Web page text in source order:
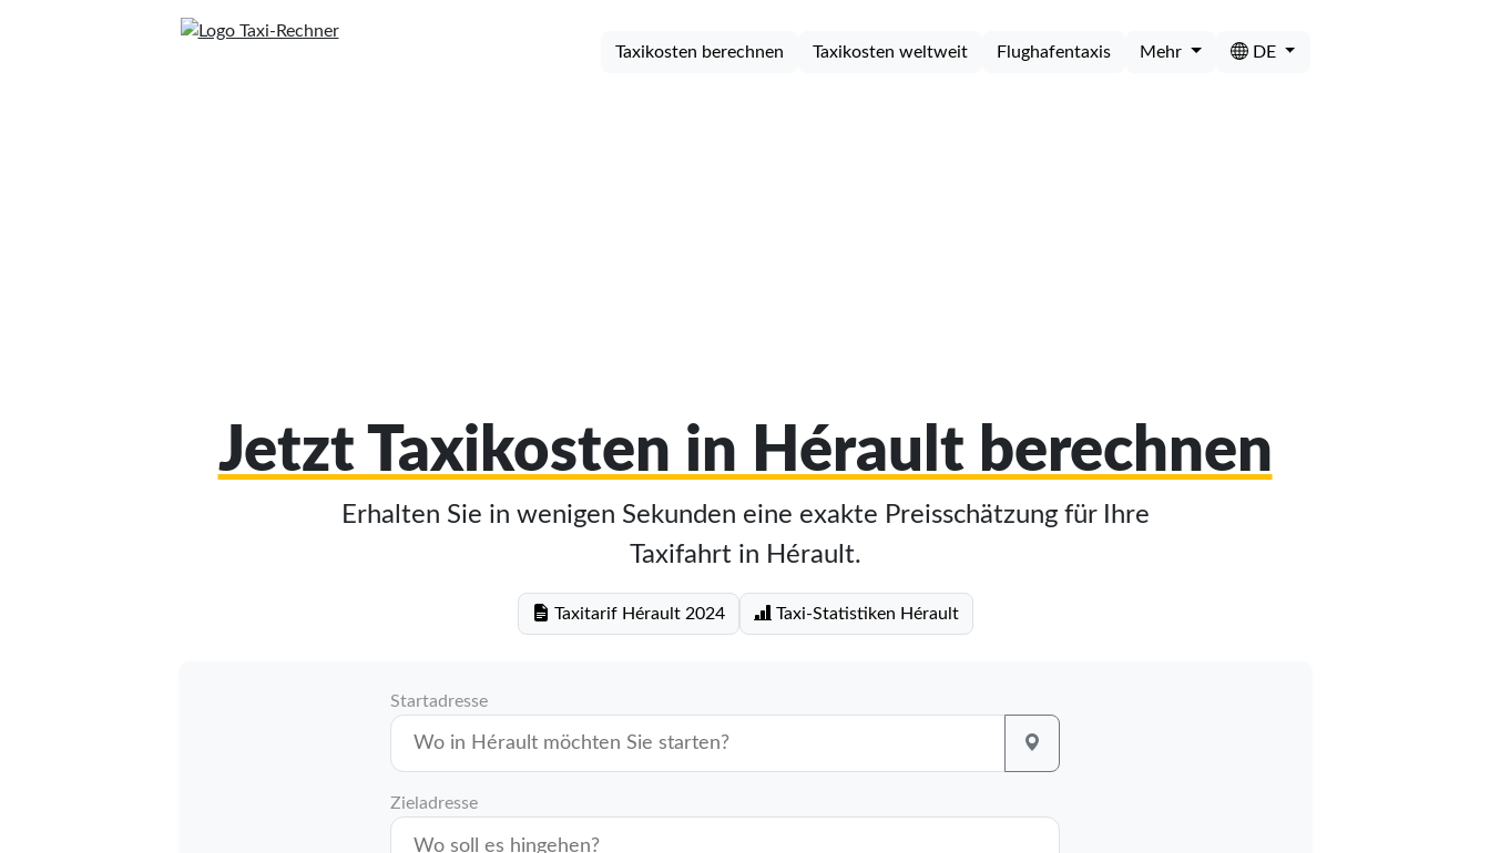
Taxikosten berechnen Taxikosten weltweit Flughafentaxis Mehr DE
Jetzt Taxikosten in Hérault berechnen
Erhalten Sie in wenigen Sekunden eine exakte Preisschätzung für Ihre
Taxifahrt in Hérault.
Taxitarif Hérault 2024 Taxi-Statistiken Hérault
Startadresse
Zieladresse